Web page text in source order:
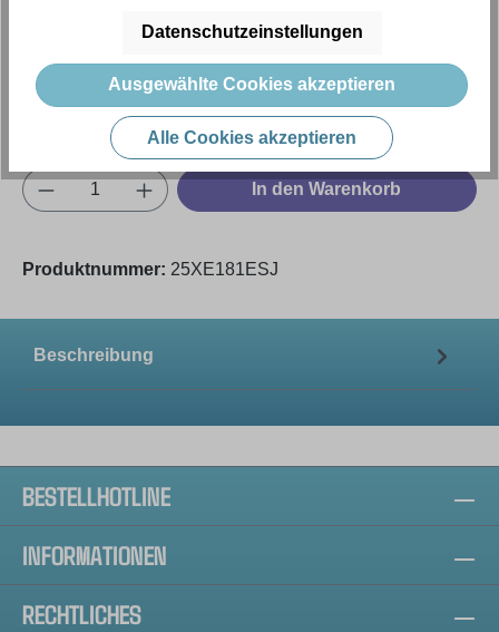
626,18 €
Inhalt: 1 Stück (Menge)
Preise exkl. MwSt. zzgl. Versandkosten
Produkt Anzahl: Gib den gewünschten
In den Warenkorb
Produktnummer: 25XE181ESJ
Beschreibung
BESTELLHOTLINE
INFORMATIONEN
RECHTLICHES
Datenschutzeinstellungen
Ausgewählte Cookies akzeptieren
Alle Cookies akzeptieren